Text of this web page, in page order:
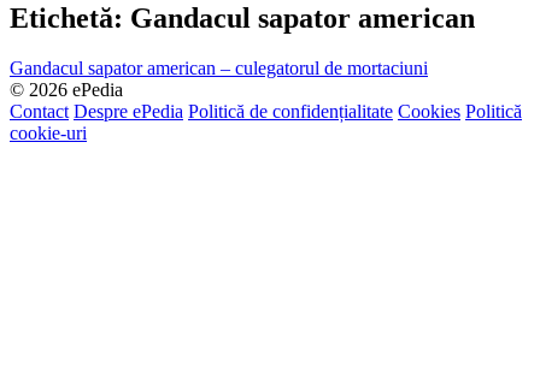
Etichetă: Gandacul sapator american
Gandacul sapator american – culegatorul de mortaciuni
© 2026 ePedia
Contact Despre ePedia Politică de confidențialitate Cookies Politică
cookie-uri